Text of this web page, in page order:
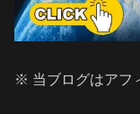
※ 当ブログはアフ